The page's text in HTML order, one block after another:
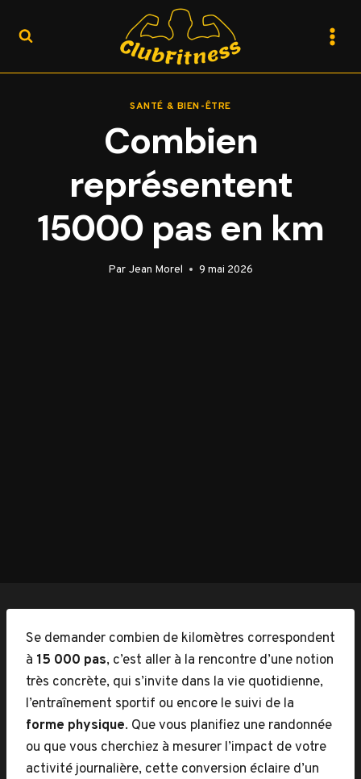
SANTÉ & BIEN-ÊTRE
Combien
représentent
15000 pas en km
Par Jean Morel 9 mai 2026
Se demander combien de kilomètres correspondent
à 15 000 pas, c’est aller à la rencontre d’une notion
très concrète, qui s’invite dans la vie quotidienne,
l’entraînement sportif ou encore le suivi de la
forme physique. Que vous planifiez une randonnée
ou que vous cherchiez à mesurer l’impact de votre
activité journalière, cette conversion éclaire d’un